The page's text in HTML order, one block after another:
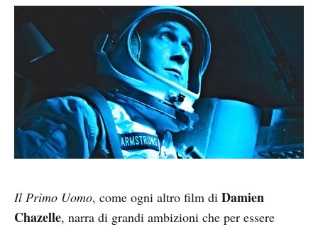
Il Primo Uomo, come ogni altro film di Damien
Chazelle, narra di grandi ambizioni che per essere